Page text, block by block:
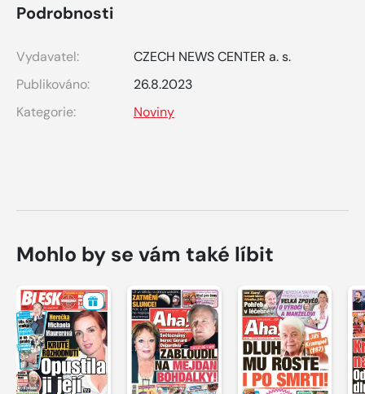
Podrobnosti
Vydavatel:
CZECH NEWS CENTER a. s.
Publikováno:
26.8.2023
Kategorie:
Noviny
Mohlo by se vám také líbit